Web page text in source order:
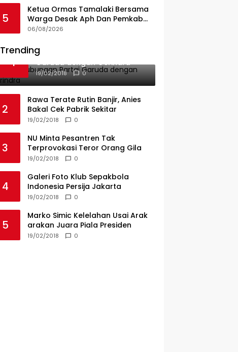
5
Ketua Ormas Tamalaki Bersama
Warga Desak Aph Dan Pemkab
Konsel Tangkap Pelaku Angkut
PT KAP Melintas Jalan Umum
06/08/2026
Trending
1
Ini Dia Hubungan Partai
Garuda dengan Gerindra
19/02/2018 0
2
Rawa Terate Rutin Banjir, Anies
Bakal Cek Pabrik Sekitar
19/02/2018 0
3
NU Minta Pesantren Tak
Terprovokasi Teror Orang Gila
19/02/2018 0
4
Galeri Foto Klub Sepakbola
Indonesia Persija Jakarta
19/02/2018 0
5
Marko Simic Kelelahan Usai Arak
arakan Juara Piala Presiden
19/02/2018 0